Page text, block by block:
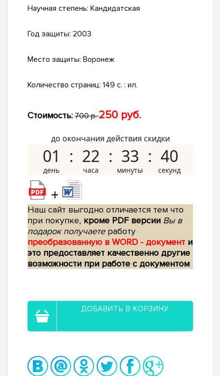
Научная степень: Кандидатская
Год защиты: 2003
Место защиты: Воронеж
Количество страниц: 149 с. : ил.
Стоимость: 700 р.250 руб.
до окончания действия скидки
01 22 33 39
+
Наш сайт выгодно отличается тем что
при покупке, кроме PDF версии Вы в
подарок получаетеработу
преобразованную в WORD - документ и
это предоставляет качественно другие
возможности при работе с документом
ДОБАВИТЬ В КОРЗИНУ